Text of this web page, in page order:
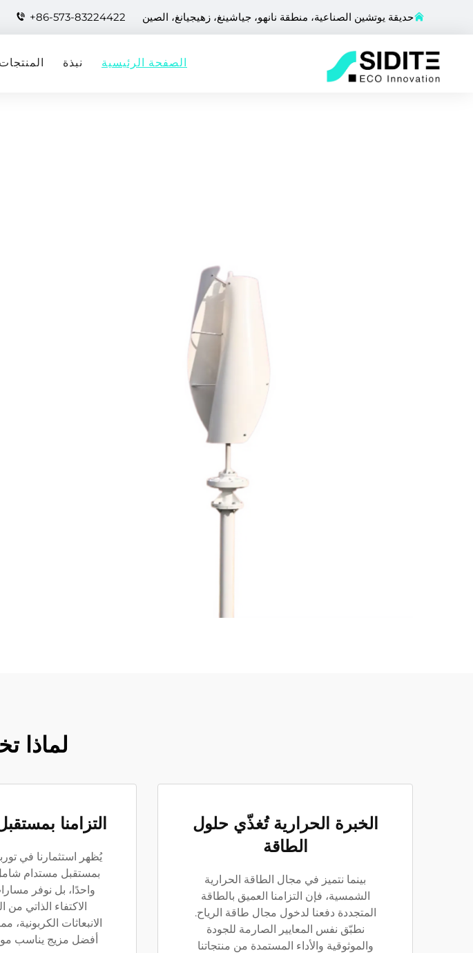
حديقة يوتشين الصناعية، منطقة نانهو، جياشينغ، زهيجيانغ، الصين +86-573-83224422
الصفحة الرئيسية نبذة المنتجات
لماذا
الخبرة الحرارية تُغذّي حلول
الطاقة
بينما نتميز في مجال الطاقة الحرارية
الشمسية، فإن التزامنا العميق بالطاقة
المتجددة دفعنا لدخول مجال طاقة الرياح.
نطبّق نفس المعايير الصارمة للجودة
والموثوقية والأداء المستمدة من منتجاتنا
التزامنا
يُظهر استثمارنا في
بمستقبل مستدام
واحدًا، بل نوفر
الاكتفاء الذاتي
الانبعاثات الكربونية،
أفضل مزيج يناسب